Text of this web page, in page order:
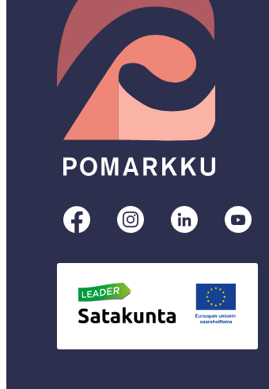
Pomarkku
Facebookissa
Pomarkku
Instagramissa
Pomarkku
LinkedInissä